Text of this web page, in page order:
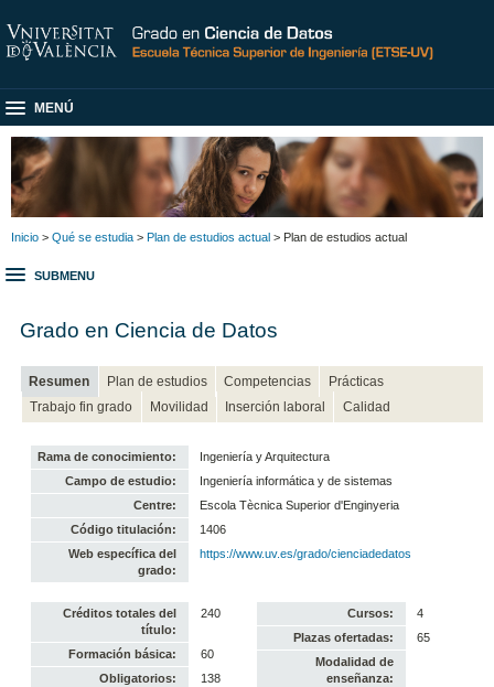
MENÚ
Inicio > Qué se estudia > Plan de estudios actual > Plan de estudios actual
SUBMENU
Grado en Ciencia de Datos
Resumen Plan de estudios Competencias
Prácticas
Trabajo fin grado
Movilidad Inserción laboral Calidad
Rama de conocimiento:
Ingeniería y Arquitectura
Campo de estudio:
Ingeniería informática y de sistemas
Centre:
Escola Tècnica Superior d'Enginyeria
Código titulación:
1406
Web específica del
grado:
https://www.uv.es/grado/cienciadedatos
Créditos totales del
título:
240
Formación básica:
60
Obligatorios:
138
Cursos:
4
Plazas ofertadas:
65
Modalidad de
enseñanza: